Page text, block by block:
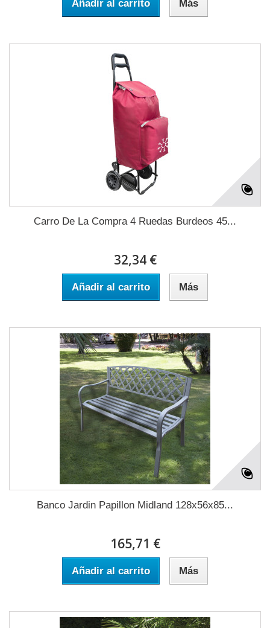
Añadir al carrito Más
Carro De La Compra 4 Ruedas Burdeos 45...
32,34 €
Añadir al carrito Más
Banco Jardin Papillon Midland 128x56x85...
165,71 €
Añadir al carrito Más